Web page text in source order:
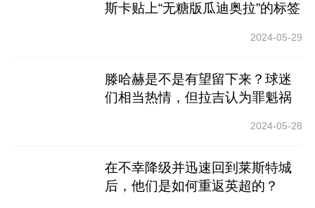
斯卡贴上“无糖版瓜迪奥拉”的标签
2024-05-29
滕哈赫是不是有望留下来？球迷
们相当热情，但拉吉认为罪魁祸
2024-05-28
在不幸降级并迅速回到莱斯特城
后，他们是如何重返英超的？